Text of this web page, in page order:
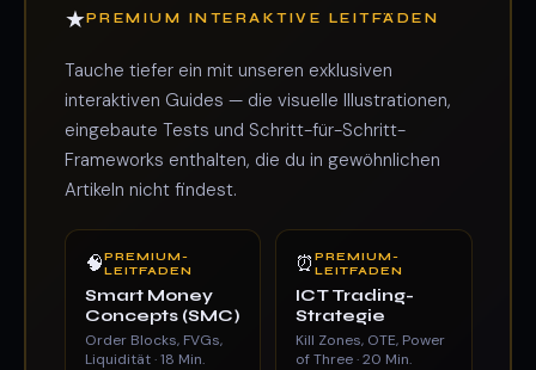
★ PREMIUM INTERAKTIVE LEITFÄDEN
Tauche tiefer ein mit unseren exklusiven
interaktiven Guides — die visuelle Illustrationen,
eingebaute Tests und Schritt-für-Schritt-
Frameworks enthalten, die du in gewöhnlichen
Artikeln nicht findest.
🧠PREMIUM-
LEITFADEN
Smart Money
Concepts (SMC)
Order Blocks, FVGs,
Liquidität · 18 Min.
⏰ PREMIUM-
LEITFADEN
ICT Trading-
Strategie
Kill Zones, OTE, Power
of Three · 20 Min.